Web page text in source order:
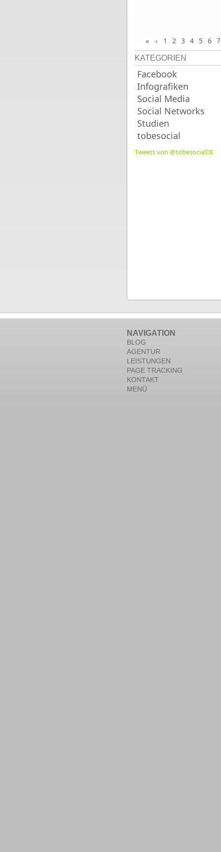
« ‹ 1 2 3 4 5 6 7
KATEGORIEN
Facebook
Infografiken
Social Media
Social Networks
Studien
tobesocial
Tweets von @tobesocialDE
NAVIGATION
BLOG
AGENTUR
LEISTUNGEN
PAGE TRACKING
KONTAKT
MENÜ